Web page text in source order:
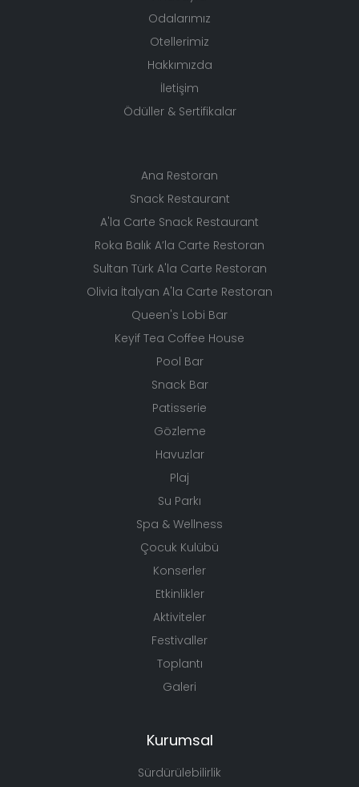
Odalarımız
Otellerimiz
Hakkımızda
İletişim
Ödüller & Sertifikalar
Ana Restoran
Snack Restaurant
A'la Carte Snack Restaurant
Roka Balık A’la Carte Restoran
Sultan Türk A'la Carte Restoran
Olivia İtalyan A'la Carte Restoran
Queen's Lobi Bar
Keyif Tea Coffee House
Pool Bar
Snack Bar
Patisserie
Gözleme
Havuzlar
Plaj
Su Parkı
Spa & Wellness
Çocuk Kulübü
Konserler
Etkinlikler
Aktiviteler
Festivaller
Toplantı
Galeri
Kurumsal
Sürdürülebilirlik